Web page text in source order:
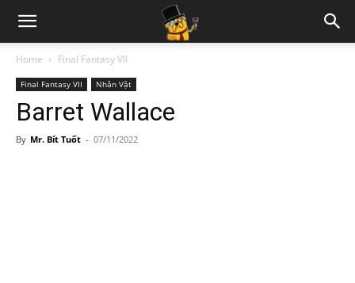
Home Final Fantasy VII
Final Fantasy VII Nhân Vật
Barret Wallace
By Mr. Bít Tuốt - 07/11/2022